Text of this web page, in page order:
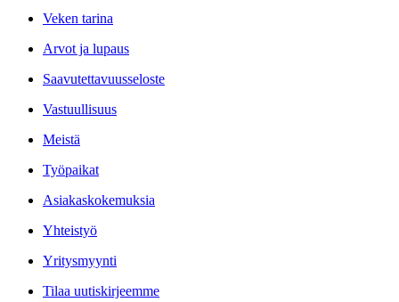
Veken tarina
Arvot ja lupaus
Saavutettavuusseloste
Vastuullisuus
Meistä
Työpaikat
Asiakaskokemuksia
Yhteistyö
Yritysmyynti
Tilaa uutiskirjeemme